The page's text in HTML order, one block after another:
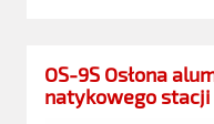
OS-9S Osłona
natykowego stacji